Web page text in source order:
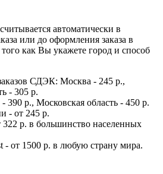
автоматически в
или до оформления заказа в
того как Вы укажете город и способ
СДЭК: Москва - 245 р.,
- 305 р.
390 р., Московская область - 450 р.
- от 245 р.
р. в большинство населенных
- от 1500 р. в любую страну мира.